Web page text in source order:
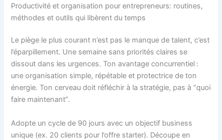
Productivité et organisation pour entrepreneurs: routines,
méthodes et outils qui libèrent du temps
Le piège le plus courant n’est pas le manque de talent, c’est
l’éparpillement. Une semaine sans priorités claires se
dissout dans les urgences. Ton avantage concurrentiel :
une organisation simple, répétable et protectrice de ton
énergie. Ton cerveau doit réfléchir à la stratégie, pas à “quoi
faire maintenant”.
Adopte un cycle de 90 jours avec un objectif business
unique (ex. 20 clients pour l’offre starter). Découpe en